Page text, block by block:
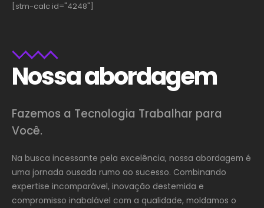
[stm-calc id="4248"]
Nossa abordagem
Fazemos a Tecnologia Trabalhar para
Você.
Na busca incessante pela excelência, nossa abordagem é
uma jornada ousada rumo ao sucesso. Combinando
expertise incomparável, inovação destemida e
compromisso inabalável com a qualidade, moldamos o